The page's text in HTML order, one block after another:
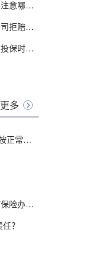
参保终身重疾险有哪些好处 购买时又需要注意哪些问题？
车险拒赔案例：货车车轮下有个人 保险公司拒赔！法院：没有证据！要赔！
购买意外险和参保人的年龄有什么联系 在投保时需要注意什么？
更多
深圳市社会保险基金管理局关于参保企业按正常社保缴费费率缴交社会保险费的公告
上海市人力资源和社会保障局,上海市医疗保险办公室关于将参保人员门诊用造口袋纳入本市基本医疗保险支付范
？